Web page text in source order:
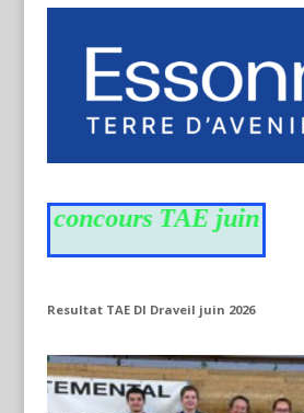
concours TAE juin
Resultat TAE DI Draveil juin 2026